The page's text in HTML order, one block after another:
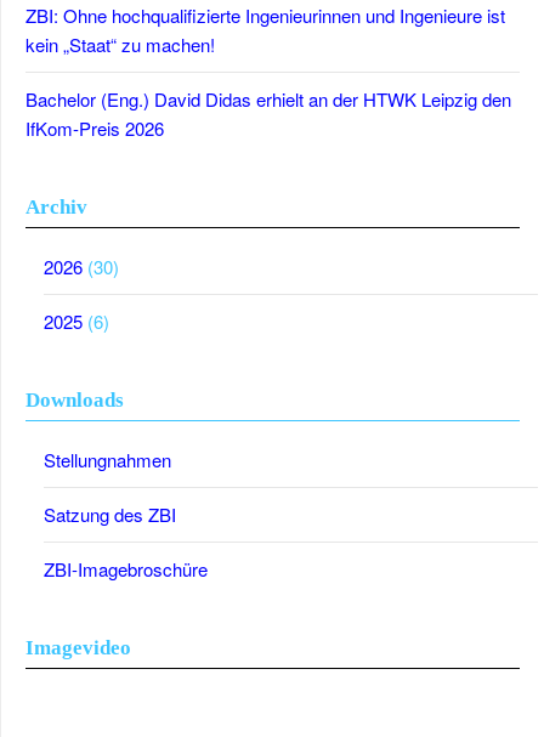
ZBI: Ohne hochqualifizierte Ingenieurinnen und Ingenieure ist
kein „Staat“ zu machen!
Bachelor (Eng.) David Didas erhielt an der HTWK Leipzig den
IfKom-Preis 2026
Archiv
2026 (30)
2025 (6)
Downloads
Stellungnahmen
Satzung des ZBI
ZBI-Imagebroschüre
Imagevideo